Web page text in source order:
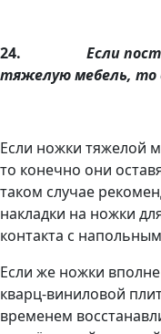
24. Если
тяжелую мебель, то
Если ножки тяжелой
то конечно они
таком случае
накладки на ножки
контакта с
Если же ножки
кварц-виниловой
временем